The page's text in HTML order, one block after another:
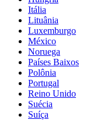
Itália
Lituânia
Luxemburgo
México
Noruega
Países Baixos
Polônia
Portugal
Reino Unido
Suécia
Suíça